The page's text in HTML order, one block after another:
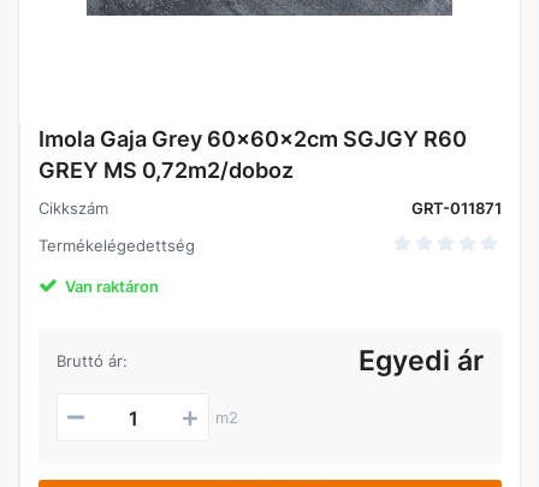
Imola Gaja Grey 60x60x2cm SGJGY R60
GREY MS 0,72m2/doboz
Cikkszám
GRT-011871
Termékelégedettség
Van raktáron
Bruttó ár: Egyedi ár
m2